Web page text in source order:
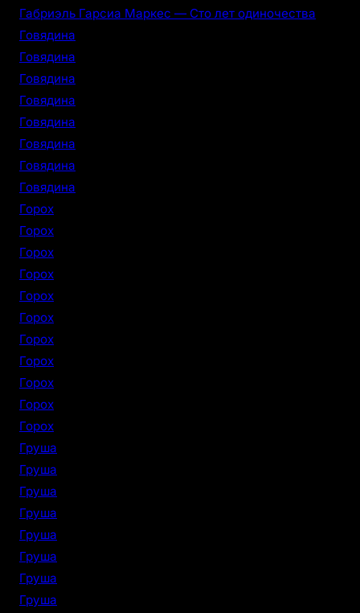
Габриэль Гарсиа Маркес — Сто лет одиночества
Говядина
Говядина
Говядина
Говядина
Говядина
Говядина
Говядина
Говядина
Горох
Горох
Горох
Горох
Горох
Горох
Горох
Горох
Горох
Горох
Горох
Груша
Груша
Груша
Груша
Груша
Груша
Груша
Груша